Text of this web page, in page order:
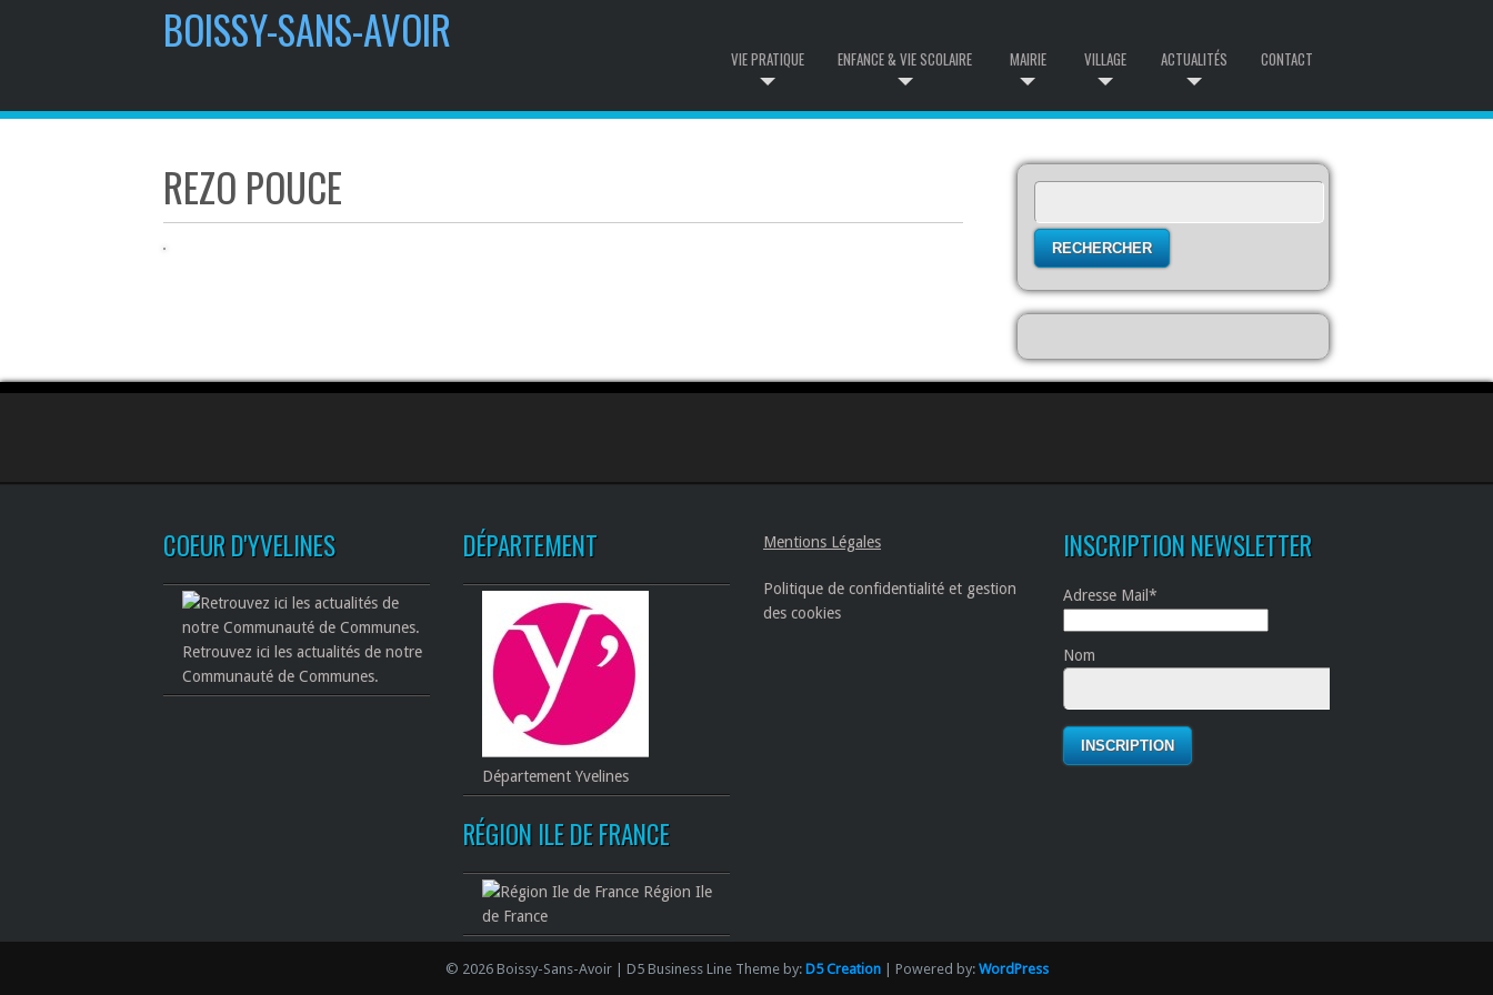
BOISSY-SANS-AVOIR
CONTACT
ACTUALITÉS
VILLAGE
MAIRIE
ENFANCE & VIE SCOLAIRE
VIE PRATIQUE
REZO POUCE
COEUR D'YVELINES
Retrouvez ici les actualités de notre
Communauté de Communes.
DÉPARTEMENT
Département Yvelines
RÉGION ILE DE FRANCE
Région Ile
de France
Mentions Légales
Politique de confidentialité et gestion
des cookies
INSCRIPTION NEWSLETTER
Adresse Mail*
Nom
© 2026 Boissy-Sans-Avoir | D5 Business Line Theme by: D5 Creation| Powered by: WordPress